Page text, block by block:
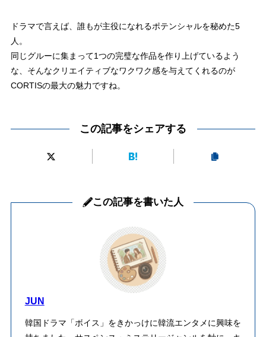
ドラマで言えば、誰もが主役になれるポテンシャルを秘めた5
人。
同じグルーに集まって1つの完璧な作品を作り上げているよう
な、そんなクリエイティブなワクワク感を与えてくれるのが
CORTISの最大の魅力ですね。
この記事をシェアする
この記事を書いた人
JUN
韓国ドラマ「ボイス」をきかっけに韓流エンタメに興味を